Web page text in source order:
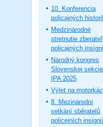
10. Konferencia
policajných
Medzinárodné
stretnutie
policajných
Národný kongres
Slovenskej sekcie
IPA 2025
Výlet na
8. Mezinárodní
setkání sběratelů
policejních